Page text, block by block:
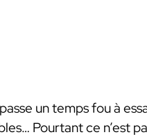
un temps fou à
Pourtant ce n’est